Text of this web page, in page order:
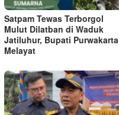
Satpam Tewas Terborgol
Mulut Dilatban di Waduk
Jatiluhur, Bupati Purwakarta
Melayat